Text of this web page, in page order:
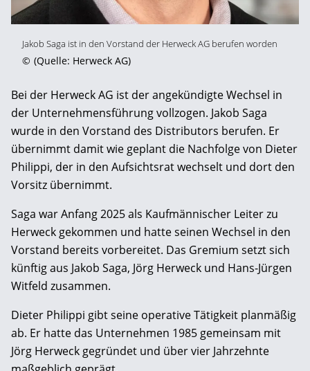
Jakob Saga ist in den Vorstand der Herweck AG berufen worden
© (Quelle: Herweck AG)
Bei der Herweck AG ist der angekündigte Wechsel in
der Unternehmensführung vollzogen. Jakob Saga
wurde in den Vorstand des Distributors berufen. Er
übernimmt damit wie geplant die Nachfolge von Dieter
Philippi, der in den Aufsichtsrat wechselt und dort den
Vorsitz übernimmt.
Saga war Anfang 2025 als Kaufmännischer Leiter zu
Herweck gekommen und hatte seinen Wechsel in den
Vorstand bereits vorbereitet. Das Gremium setzt sich
künftig aus Jakob Saga, Jörg Herweck und Hans-Jürgen
Witfeld zusammen.
Dieter Philippi gibt seine operative Tätigkeit planmäßig
ab. Er hatte das Unternehmen 1985 gemeinsam mit
Jörg Herweck gegründet und über vier Jahrzehnte